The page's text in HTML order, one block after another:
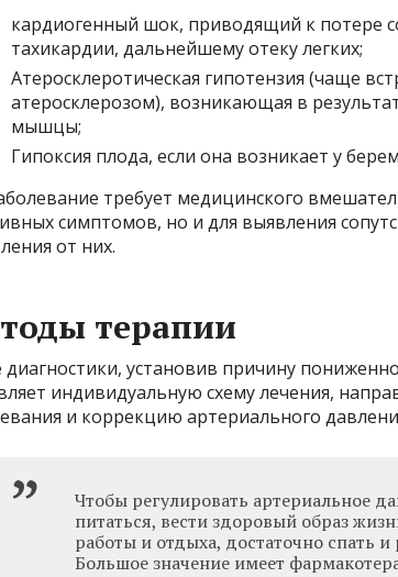
кардиогенный шок, приводящий к потере
тахикардии, дальнейшему отеку легких;
Атеросклеротическая гипотензия (чаще
атеросклерозом), возникающая в
мышцы;
Гипоксия плода, если она возникает у
требует медицинского
симптомов, но и для выявления
от них.
терапии
диагностики, установив причину
индивидуальную схему лечения,
и коррекцию артериального
Чтобы регулировать артериальное
питаться, вести здоровый образ
работы и отдыха, достаточно спать
Большое значение имеет